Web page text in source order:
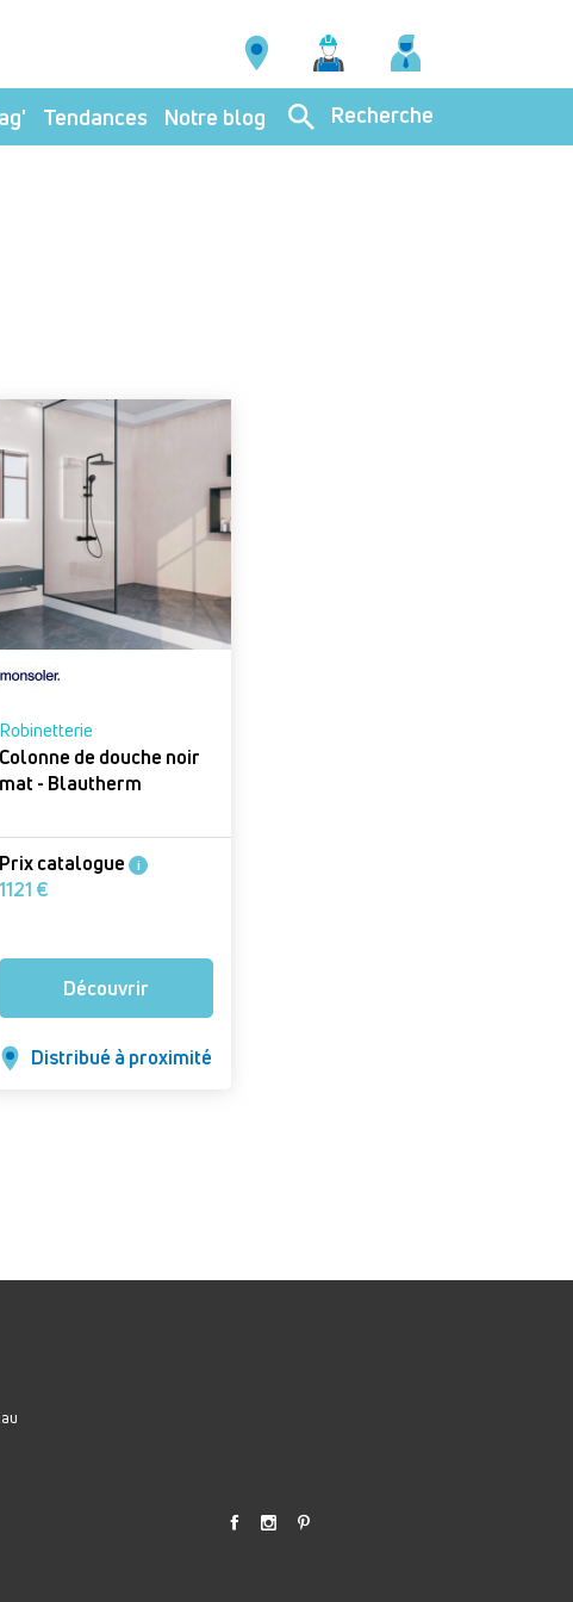
Tendances Notre blog Recherche
Robinetterie
Colonne de douche noir
mat - Blautherm
Prix catalogue i
1121 €
Découvrir
Distribué à proximité